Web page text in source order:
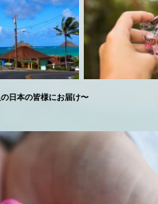
日本の皆様にお届け〜